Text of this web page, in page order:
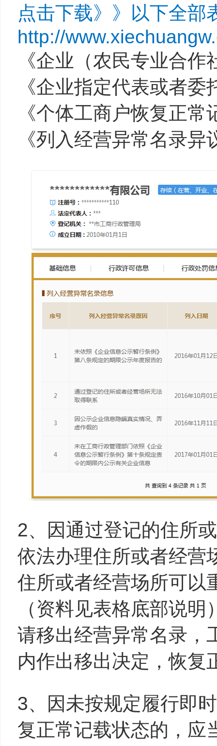
点击下载》》以下全部
http://
《企业（农民专业合
《企业指定代表或者
《个体工商户恢复正
《列入经营异常名录异
2、因通过登记的住所
依法办理住所或者经营
住所或者经营场所可以
（资料见表格底部说
请移出经营异常名录，
内作出移出决定，恢复
3、因未按规定履行即
复正常记载状态的，应